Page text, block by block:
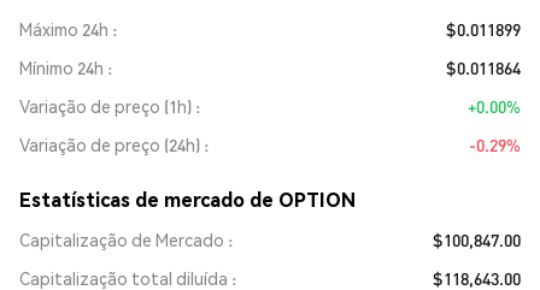
Máximo 24h
$0.011899
Mínimo 24h
$0.011864
Variação de preço (1h)
+0.00%
Variação de preço (24h)
-0.29%
Estatísticas de mercado de OPTION
Capitalização de Mercado
$100,847.00
Capitalização total diluída
$118,643.00